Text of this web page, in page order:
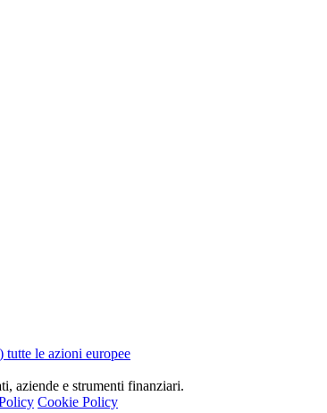
le azioni europee
aziende e strumenti finanziari.
Cookie Policy